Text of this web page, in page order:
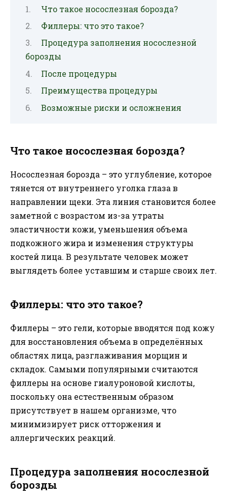
Что такое носослезная борозда?
Филлеры: что это такое?
Процедура заполнения носослезной
борозды
После процедуры
Преимущества процедуры
Возможные риски и осложнения
Что такое носослезная борозда?
Носослезная борозда – это углубление, которое
тянется от внутреннего уголка глаза в
направлении щеки. Эта линия становится более
заметной с возрастом из-за утраты
эластичности кожи, уменьшения объема
подкожного жира и изменения структуры
костей лица. В результате человек может
выглядеть более уставшим и старше своих лет.
Филлеры: что это такое?
Филлеры – это гели, которые вводятся под кожу
для восстановления объема в определённых
областях лица, разглаживания морщин и
складок. Самыми популярными считаются
филлеры на основе гиалуроновой кислоты,
поскольку она естественным образом
присутствует в нашем организме, что
минимизирует риск отторжения и
аллергических реакций.
Процедура заполнения носослезной
борозды